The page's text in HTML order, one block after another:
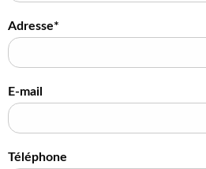
Adresse*
E-mail
Téléphone